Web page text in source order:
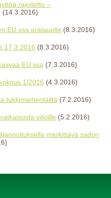
rajoitettu –
(14.3.2016)
EU:ssa erätauolle (8.3.2016)
17.3.2016 (8.3.2016)
EU:ssa (7.3.2016)
1/2016 (4.3.2016)
tukkimiehentäiltä (7.2.2016)
viljoille (5.2.2016)
merkittävä sadon